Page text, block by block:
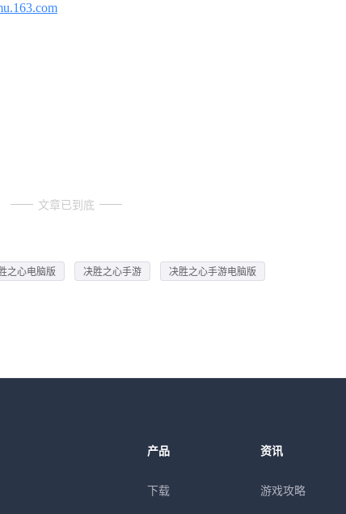
文章已到底
之心电脑版 决胜之心手游 决胜之心手游电脑版
产品
下载
资讯
游戏攻略